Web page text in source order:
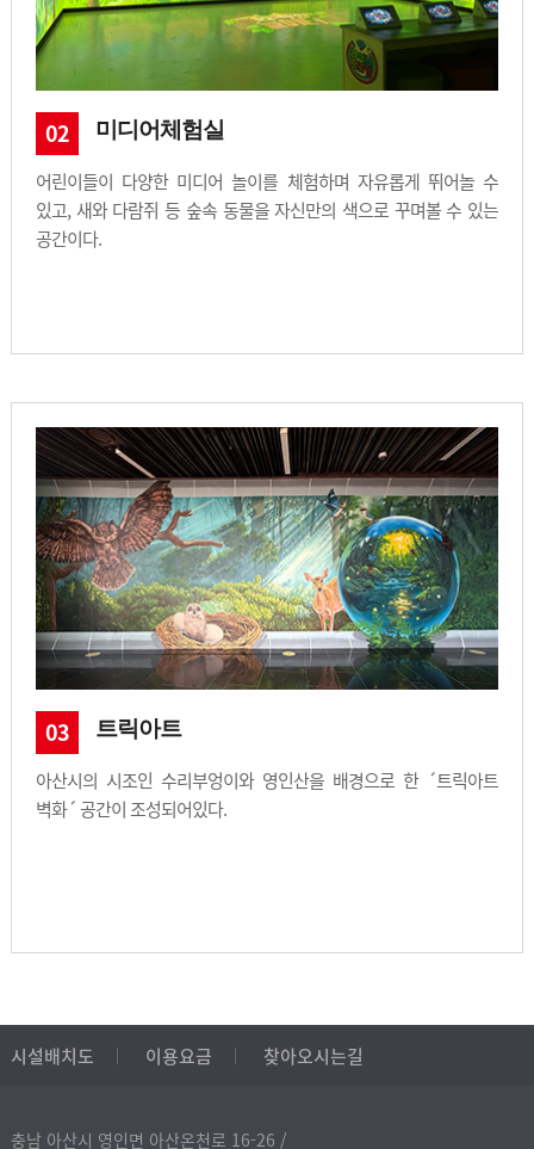
02 미디어체험실
어린이들이 다양한 미디어 놀이를 체험하며 자유롭게 뛰어놀 수
있고, 새와 다람쥐 등 숲속 동물을 자신만의 색으로 꾸며볼 수 있는
공간이다.
03 트릭아트
아산시의 시조인 수리부엉이와 영인산을 배경으로 한 ´트릭아트
벽화´ 공간이 조성되어있다.
시설배치도 이용요금 찾아오시는길
충남 아산시 영인면 아산온천로 16-26 /